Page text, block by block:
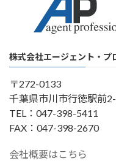
株式会社エージェント・プ
〒272-0133
千葉県市川市行徳駅前
TEL：047-398-5411
FAX：047-398-2670
会社概要はこちら